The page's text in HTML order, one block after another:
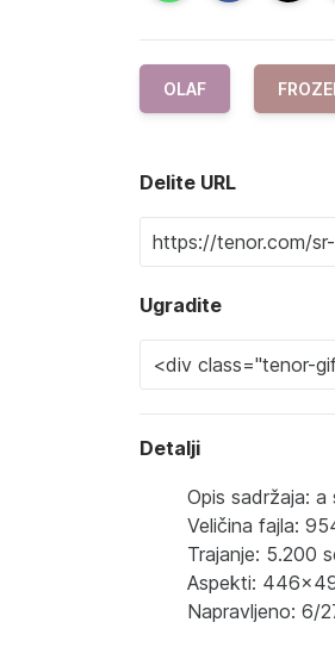
OLAF
Delite URL
Ugradite
Detalji
Opis sadržaja:
Veličina fajla:
Trajanje: 5.200
Aspekti:
Napravljeno: 6/